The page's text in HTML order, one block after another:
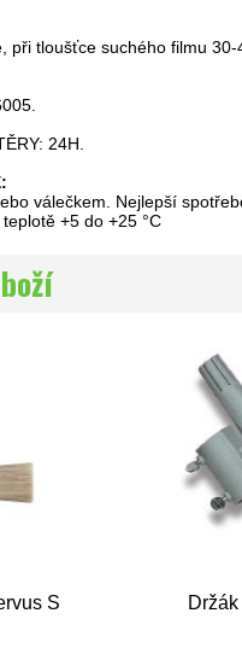
při tloušťce suchého filmu 30-
24H.
válečkem. Nejlepší
+5 do +25 °C
S